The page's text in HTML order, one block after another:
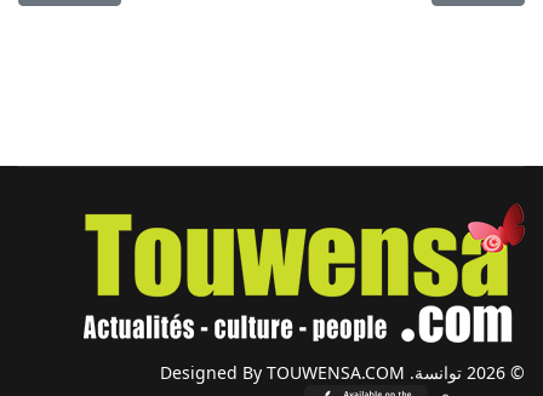
© 2026 توانسة. Designed By TOUWENSA.COM